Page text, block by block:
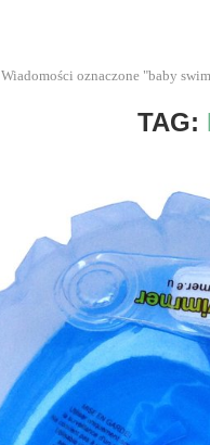
Wiadomości oznaczone "baby
TAG: